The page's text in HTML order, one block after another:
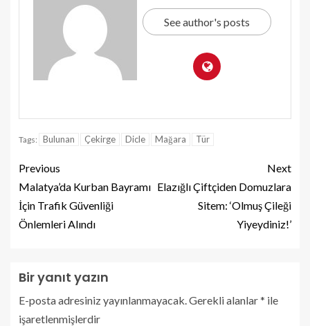
See author's posts
Tags: Bulunan Çekirge Dicle Mağara Tür
Previous
Malatya’da Kurban Bayramı
İçin Trafik Güvenliği
Önlemleri Alındı
Next
Elazığlı Çiftçiden Domuzlara
Sitem: ‘Olmuş Çileği
Yiyeydiniz!’
Bir yanıt yazın
E-posta adresiniz yayınlanmayacak.Gerekli alanlar* ile
işaretlenmişlerdir